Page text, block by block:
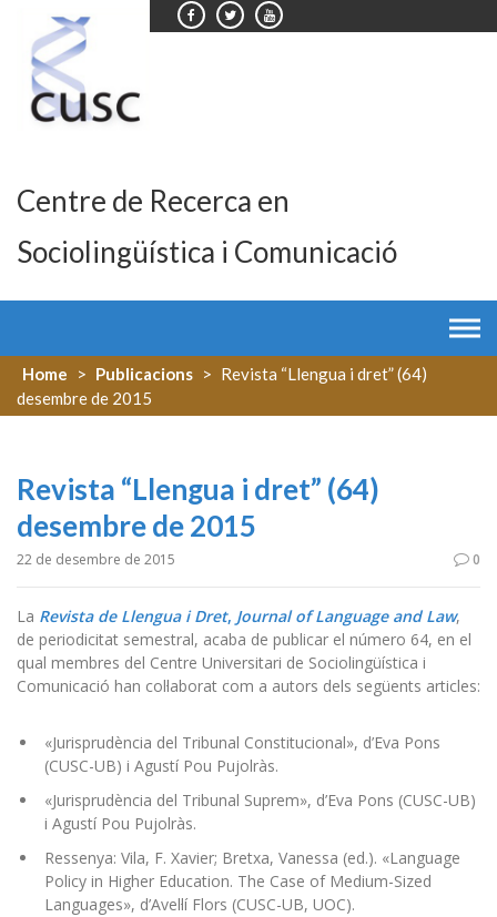
content
Centre de Recerca en
Sociolingüística i Comunicació
Home > Publicacions > Revista “Llengua i dret” (64)
desembre de 2015
Revista “Llengua i dret” (64)
desembre de 2015
22 de desembre de 2015 0
La Revista de Llengua i Dret, Journal of Language and Law,
de periodicitat semestral, acaba de publicar el número 64, en el
qual membres del Centre Universitari de Sociolingüística i
Comunicació han col·laborat com a autors dels següents articles:
«Jurisprudència del Tribunal Constitucional», d’Eva Pons
(CUSC-UB) i Agustí Pou Pujolràs.
«Jurisprudència del Tribunal Suprem», d’Eva Pons (CUSC-UB)
i Agustí Pou Pujolràs.
Ressenya: Vila, F. Xavier; Bretxa, Vanessa (ed.). «Language
Policy in Higher Education. The Case of Medium-Sized
Languages», d’Avel·lí Flors (CUSC-UB, UOC).